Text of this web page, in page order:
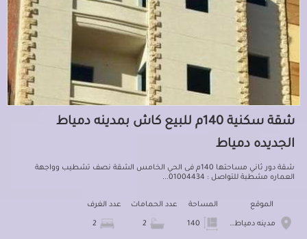
شقة سكنية 140م للبيع كاش بمدينه دمياط
الجديده دمياط
شقة دور ثاني مساحتها 140م فى الحي الخامس الشقة نصف تشطيب وواجهة
العماره مشطبة للتواصل : 01004434...
الموقع
مدينه دمياط الجديده
المساحة عدد الحمامات عدد الغرف